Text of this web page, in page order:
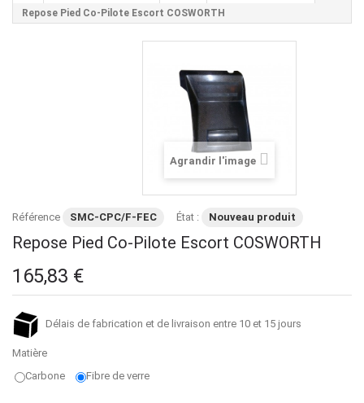
Repose Pied Co-Pilote Escort COSWORTH
Agrandir l'image
Référence SMC-CPC/F-FEC État : Nouveau produit
Repose Pied Co-Pilote Escort COSWORTH
165,83 €
Délais de fabrication et de livraison entre 10 et 15 jours
Matière
Carbone
Fibre de verre